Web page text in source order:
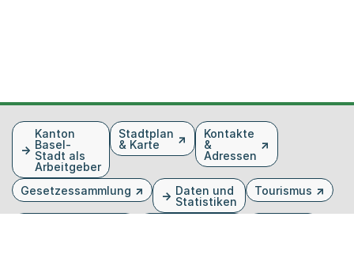
FusszeileKanton
Basel-
Stadt als
Arbeitgeber
Stadtplan
& Karte
Kontakte
&
Adressen
Gesetzessammlung
Daten und
Statistiken
Tourismus